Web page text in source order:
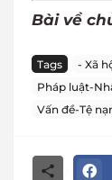
Bài về
Tags - Xã
Pháp luật-
Vấn đề-Tệ